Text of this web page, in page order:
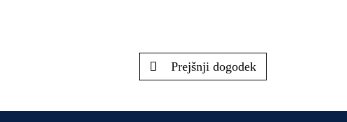
Prejšnji dogodek